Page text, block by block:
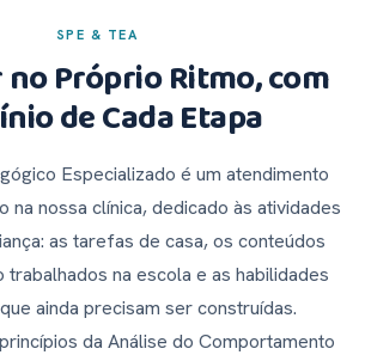
SPE & TEA
Próprio Ritmo, com
de Cada Etapa
Especializado é um atendimento
na nossa clínica, dedicado às atividades
as tarefas de casa, os conteúdos
trabalhados na escola e as habilidades
ainda precisam ser construídas.
da Análise do Comportamento